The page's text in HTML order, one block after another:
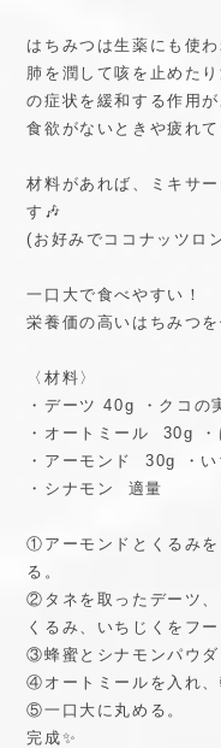
はちみつは生薬にも使
肺を潤して咳を止めた
の症状を緩和する作用
食欲がないときや疲れ
材料があれば、ミキサ
す🎶
(お好みでココナッツロ
一口大で食べやすい！
栄養価の高いはちみつ
〈材料〉
・デーツ 40g ・クコ
・オートミール 30g
・アーモンド 30g ・
・シナモン 適量
①アーモンドとくるみ
る。
②タネを取ったデーツ、
くるみ、いちじくをフ
③蜂蜜とシナモンパウダ
④オートミールを入れ、
⑤一口大に丸める。
完成✨